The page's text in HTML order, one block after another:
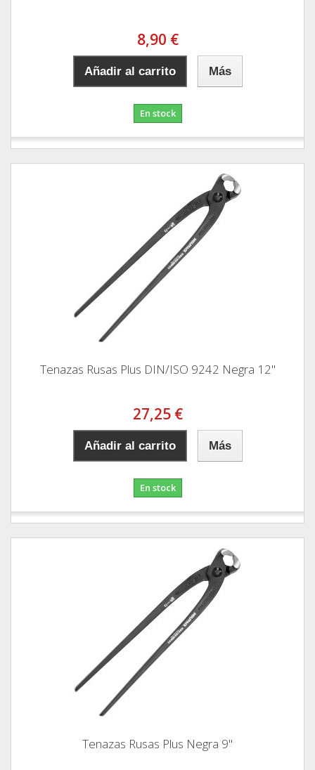
8,90 €
Añadir al carrito Más
En stock
Tenazas Rusas Plus DIN/ISO 9242 Negra 12"
27,25 €
Añadir al carrito Más
En stock
Tenazas Rusas Plus Negra 9"